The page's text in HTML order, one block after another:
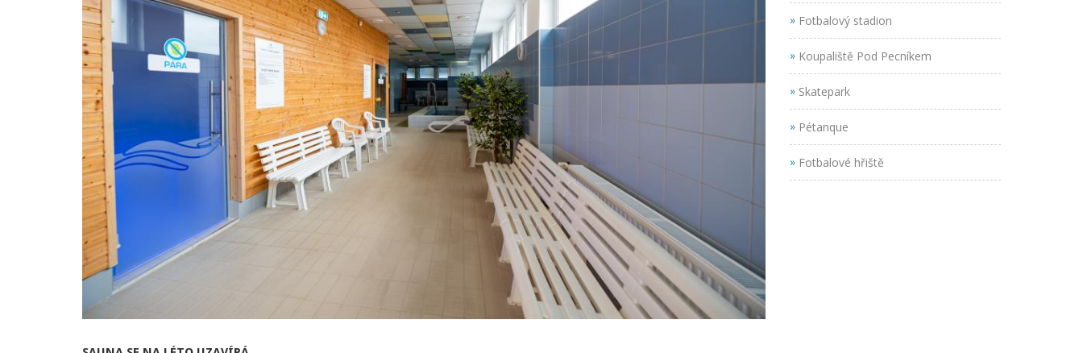
»Fotbalový stadion
»Koupaliště Pod Pecníkem
»Skatepark
»Pétanque
»Fotbalové hřiště